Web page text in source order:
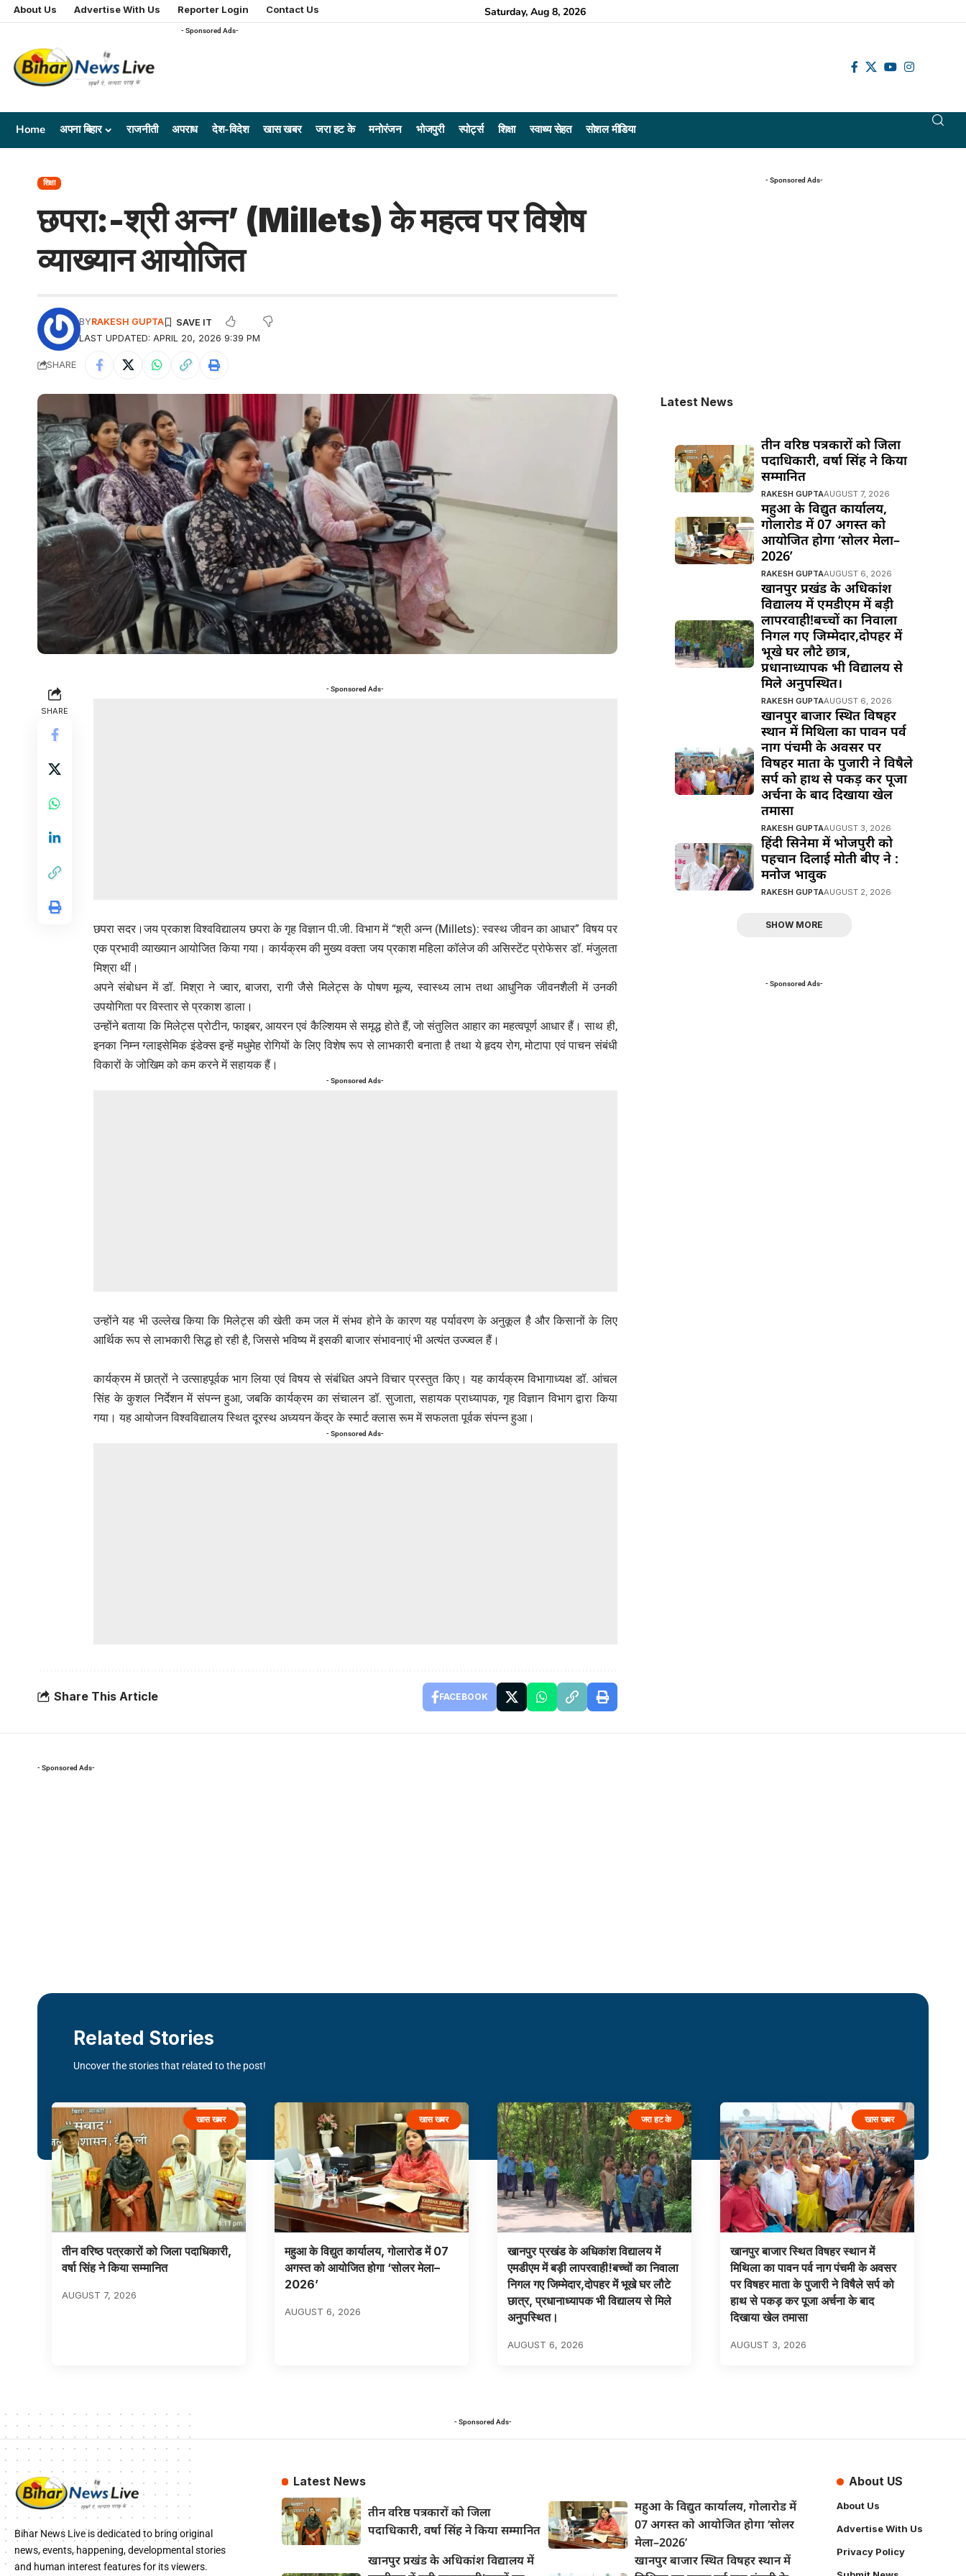
About Us Advertise With Us Reporter Login Contact Us Saturday, Aug 8, 2026
- Sponsored Ads-
Home अपना बिहार राजनीती अपराध देश-विदेश खास खबर जरा हट के मनोरंजन भोजपुरी स्पोर्ट्स शिक्षा स्वाथ्य सेहत सोशल मीडिया
शिक्षा
छपरा:-श्री अन्न’ (Millets) के महत्व पर विशेष
व्याख्यान आयोजित
LAST UPDATED: APRIL 20, 2026 9:39 PM
BYRAKESH GUPTA
SHARE
SHARE
- Sponsored Ads-
छपरा सदर।जय प्रकाश विश्वविद्यालय छपरा के गृह विज्ञान पी.जी. विभाग में “श्री अन्न (Millets): स्वस्थ जीवन का आधार” विषय पर
एक प्रभावी व्याख्यान आयोजित किया गया। कार्यक्रम की मुख्य वक्ता जय प्रकाश महिला कॉलेज की असिस्टेंट प्रोफेसर डॉ. मंजुलता
मिश्रा थीं।
अपने संबोधन में डॉ. मिश्रा ने ज्वार, बाजरा, रागी जैसे मिलेट्स के पोषण मूल्य, स्वास्थ्य लाभ तथा आधुनिक जीवनशैली में उनकी
उपयोगिता पर विस्तार से प्रकाश डाला।
उन्होंने बताया कि मिलेट्स प्रोटीन, फाइबर, आयरन एवं कैल्शियम से समृद्ध होते हैं, जो संतुलित आहार का महत्वपूर्ण आधार हैं। साथ ही,
इनका निम्न ग्लाइसेमिक इंडेक्स इन्हें मधुमेह रोगियों के लिए विशेष रूप से लाभकारी बनाता है तथा ये हृदय रोग, मोटापा एवं पाचन संबंधी
विकारों के जोखिम को कम करने में सहायक हैं।
- Sponsored Ads-
उन्होंने यह भी उल्लेख किया कि मिलेट्स की खेती कम जल में संभव होने के कारण यह पर्यावरण के अनुकूल है और किसानों के लिए
आर्थिक रूप से लाभकारी सिद्ध हो रही है, जिससे भविष्य में इसकी बाजार संभावनाएं भी अत्यंत उज्ज्वल हैं।
कार्यक्रम में छात्रों ने उत्साहपूर्वक भाग लिया एवं विषय से संबंधित अपने विचार प्रस्तुत किए। यह कार्यक्रम विभागाध्यक्ष डॉ. आंचल
सिंह के कुशल निर्देशन में संपन्न हुआ, जबकि कार्यक्रम का संचालन डॉ. सुजाता, सहायक प्राध्यापक, गृह विज्ञान विभाग द्वारा किया
गया। यह आयोजन विश्वविद्यालय स्थित दूरस्थ अध्ययन केंद्र के स्मार्ट क्लास रूम में सफलता पूर्वक संपन्न हुआ।
- Sponsored Ads-
Share This Article FACEBOOK
- Sponsored Ads-
Latest News
तीन वरिष्ठ पत्रकारों को जिला
पदाधिकारी, वर्षा सिंह ने किया
सम्मानित
RAKESH GUPTAAUGUST 7, 2026
महुआ के विद्युत कार्यालय,
गोलारोड में 07 अगस्त को
आयोजित होगा ‘सोलर मेला–
2026’
RAKESH GUPTAAUGUST 6, 2026
खानपुर प्रखंड के अधिकांश
विद्यालय में एमडीएम में बड़ी
लापरवाही!बच्चों का निवाला
निगल गए जिम्मेदार,दोपहर में
भूखे घर लौटे छात्र,
प्रधानाध्यापक भी विद्यालय से
मिले अनुपस्थित।
RAKESH GUPTAAUGUST 6, 2026
खानपुर बाजार स्थित विषहर
स्थान में मिथिला का पावन पर्व
नाग पंचमी के अवसर पर
विषहर माता के पुजारी ने विषैले
सर्प को हाथ से पकड़ कर पूजा
अर्चना के बाद दिखाया खेल
तमासा
RAKESH GUPTAAUGUST 3, 2026
हिंदी सिनेमा में भोजपुरी को
पहचान दिलाई मोती बीए ने :
मनोज भावुक
RAKESH GUPTAAUGUST 2, 2026
SHOW MORE
- Sponsored Ads-
- Sponsored Ads-
Related Stories
Uncover the stories that related to the post!
खास खबर
तीन वरिष्ठ पत्रकारों को जिला पदाधिकारी,
वर्षा सिंह ने किया सम्मानित
AUGUST 7, 2026
खास खबर
महुआ के विद्युत कार्यालय, गोलारोड में 07
अगस्त को आयोजित होगा ‘सोलर मेला–
2026’
AUGUST 6, 2026
जरा हट के
खानपुर प्रखंड के अधिकांश विद्यालय में
एमडीएम में बड़ी लापरवाही!बच्चों का निवाला
निगल गए जिम्मेदार,दोपहर में भूखे घर लौटे
छात्र, प्रधानाध्यापक भी विद्यालय से मिले
अनुपस्थित।
AUGUST 6, 2026
खास खबर
खानपुर बाजार स्थित विषहर स्थान में
मिथिला का पावन पर्व नाग पंचमी के अवसर
पर विषहर माता के पुजारी ने विषैले सर्प को
हाथ से पकड़ कर पूजा अर्चना के बाद
दिखाया खेल तमासा
AUGUST 3, 2026
- Sponsored Ads-
Bihar News Live is dedicated to bring original
news, events, happening, developmental stories
and human interest features for its viewers.
Latest News
तीन वरिष्ठ पत्रकारों को जिला
पदाधिकारी, वर्षा सिंह ने किया सम्मानित
महुआ के विद्युत कार्यालय, गोलारोड में
07 अगस्त को आयोजित होगा ‘सोलर
मेला–2026’
खानपुर प्रखंड के अधिकांश विद्यालय में
खानपुर बाजार स्थित विषहर स्थान में
About US
About Us
Advertise With Us
Privacy Policy